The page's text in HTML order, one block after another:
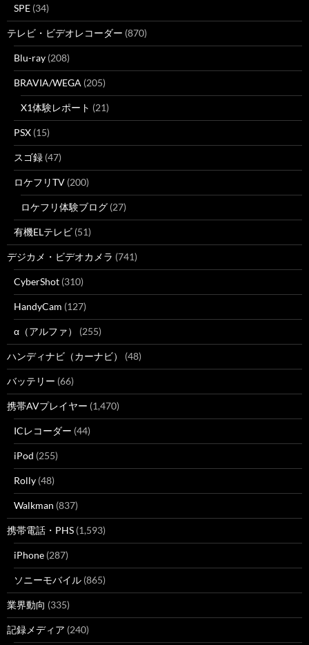
SPE (34)
テレビ・ビデオレコーダー (870)
Blu-ray (208)
BRAVIA/WEGA (205)
X1体験レポート (21)
PSX (15)
スゴ録 (47)
ロケフリTV (200)
ロケフリ体験ブログ (27)
有機ELテレビ (51)
デジカメ・ビデオカメラ (741)
CyberShot (310)
HandyCam (127)
α（アルファ） (255)
ハンディナビ（カーナビ） (48)
バッテリー (66)
携帯AVプレイヤー (1,470)
ICレコーダー (44)
iPod (255)
Rolly (48)
Walkman (837)
携帯電話・PHS (1,593)
iPhone (287)
ソニーモバイル (865)
業界動向 (335)
記録メディア (240)